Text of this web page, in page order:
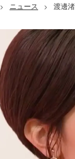
> ニュース > 渡邊